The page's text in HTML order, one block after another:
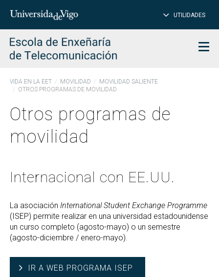
Insertar
para
buscar
UTILIDADES
VIDA EN LA EET MOVILIDAD
MOVILIDAD SALIENTE
OTROS PROGRAMAS DE MOVILIDAD
Otros programas de
movilidad
Internacional con EE.UU.
La asociación International Student Exchange Programme
(ISEP) permite realizar en una universidad estadounidense
un curso completo (agosto-mayo) o un semestre
(agosto-diciembre / enero-mayo).
IR A WEB PROGRAMA ISEP